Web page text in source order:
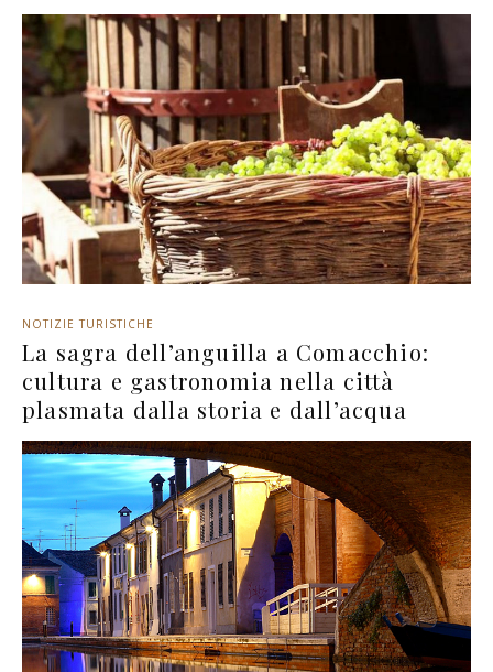
NOTIZIE TURISTICHE
La sagra dell’anguilla a Comacchio:
cultura e gastronomia nella città
plasmata dalla storia e dall’acqua